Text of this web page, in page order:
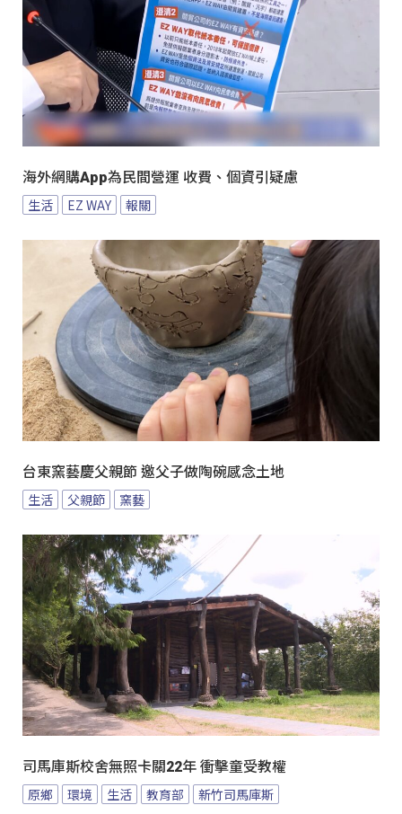
海外網購App為民間營運 收費、個資引疑慮
生活 EZ WAY 報關
台東窯藝慶父親節 邀父子做陶碗感念土地
生活 父親節 窯藝
司馬庫斯校舍無照卡關22年 衝擊童受教權
原鄉 環境 生活 教育部 新竹司馬庫斯